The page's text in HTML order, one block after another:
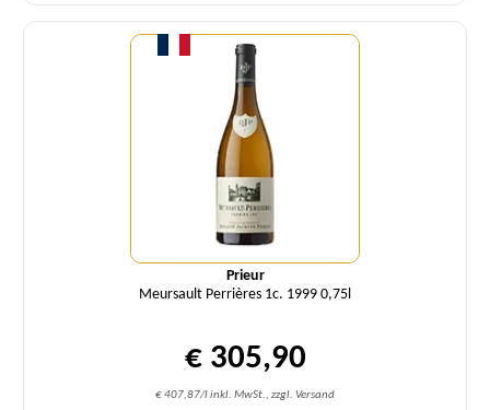
Prieur
Meursault Perrières 1c. 1999 0,75l
€ 305,90
€ 407,87/l inkl. MwSt., zzgl. Versand
Menge